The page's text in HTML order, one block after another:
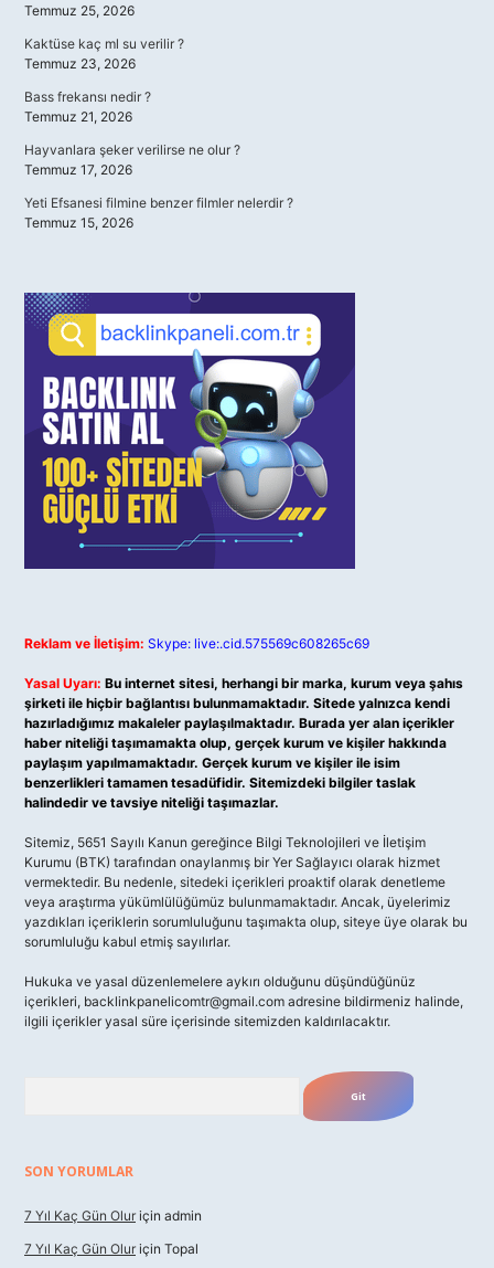
Temmuz 25, 2026
Kaktüse kaç ml su verilir ?
Temmuz 23, 2026
Bass frekansı nedir ?
Temmuz 21, 2026
Hayvanlara şeker verilirse ne olur ?
Temmuz 17, 2026
Yeti Efsanesi filmine benzer filmler nelerdir ?
Temmuz 15, 2026
Reklam ve İletişim: Skype: live:.cid.575569c608265c69
Yasal Uyarı: Bu internet sitesi, herhangi bir marka, kurum veya şahıs
şirketi ile hiçbir bağlantısı bulunmamaktadır. Sitede yalnızca kendi
hazırladığımız makaleler paylaşılmaktadır. Burada yer alan içerikler
haber niteliği taşımamakta olup, gerçek kurum ve kişiler hakkında
paylaşım yapılmamaktadır. Gerçek kurum ve kişiler ile isim
benzerlikleri tamamen tesadüfidir. Sitemizdeki bilgiler taslak
halindedir ve tavsiye niteliği taşımazlar.
Sitemiz, 5651 Sayılı Kanun gereğince Bilgi Teknolojileri ve İletişim
Kurumu (BTK) tarafından onaylanmış bir Yer Sağlayıcı olarak hizmet
vermektedir. Bu nedenle, sitedeki içerikleri proaktif olarak denetleme
veya araştırma yükümlülüğümüz bulunmamaktadır. Ancak, üyelerimiz
yazdıkları içeriklerin sorumluluğunu taşımakta olup, siteye üye olarak bu
sorumluluğu kabul etmiş sayılırlar.
Hukuka ve yasal düzenlemelere aykırı olduğunu düşündüğünüz
içerikleri, backlinkpanelicomtr@gmail.com adresine bildirmeniz halinde,
ilgili içerikler yasal süre içerisinde sitemizden kaldırılacaktır.
SON YORUMLAR
7 Yıl Kaç Gün Olur için admin
7 Yıl Kaç Gün Olur için Topal